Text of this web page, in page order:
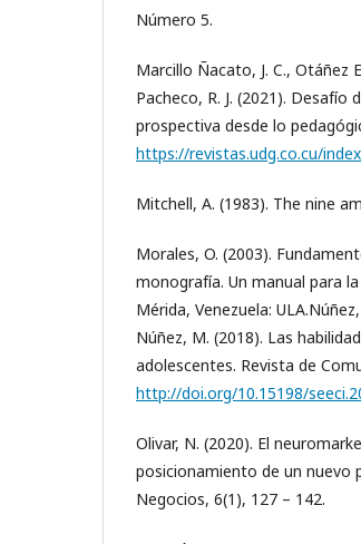
Número 5.
Marcillo Ñacato, J. C., Otáñez
Pacheco, R. J. (2021).
prospectiva desde lo
https://revistas.udg.co.cu/
Mitchell, A. (1983). The nine
Morales, O. (2003).
monografía. Un manual para
Mérida, Venezuela:
Núñez, M. (2018). Las
adolescentes. Revista de
http://doi.org/10.15198/
Olivar, N. (2020). El
posicionamiento de un nuevo
Negocios, 6(1), 127 – 142.